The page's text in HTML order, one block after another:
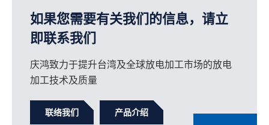
如果您需要有关我们的信息，请立
即联系我们
庆鸿致力于提升台湾及全球放电加工市场的放电
加工技术及质量
联络我们 产品介绍